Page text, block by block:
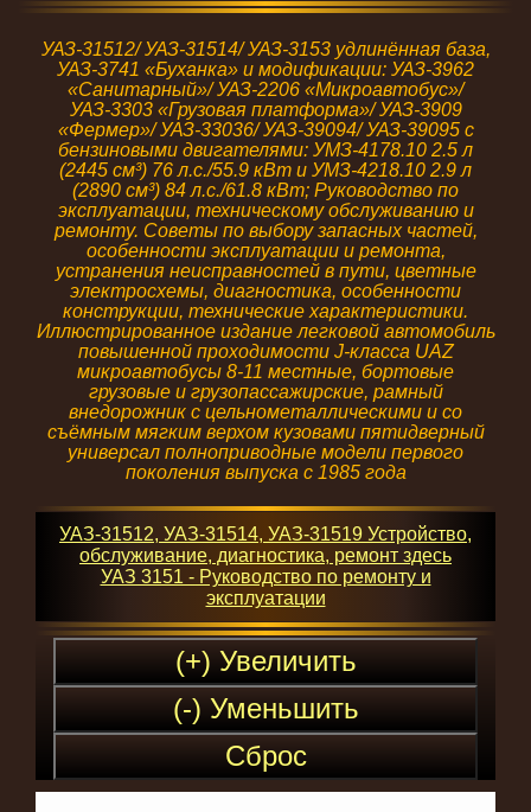
УАЗ-31512/ УАЗ-31514/ УАЗ-3153 удлинённая база,
УАЗ-3741 «Буханка» и модификации: УАЗ-3962
«Санитарный»/ УАЗ-2206 «Микроавтобус»/
УАЗ-3303 «Грузовая платформа»/ УАЗ-3909
«Фермер»/ УАЗ-33036/ УАЗ-39094/ УАЗ-39095 с
бензиновыми двигателями: УМЗ-4178.10 2.5 л
(2445 см³) 76 л.с./55.9 кВт и УМЗ-4218.10 2.9 л
(2890 см³) 84 л.с./61.8 кВт; Руководство по
эксплуатации, техническому обслуживанию и
ремонту. Советы по выбору запасных частей,
особенности эксплуатации и ремонта,
устранения неисправностей в пути, цветные
электросхемы, диагностика, особенности
конструкции, технические характеристики.
Иллюстрированное издание легковой автомобиль
повышенной проходимости J-класса UAZ
микроавтобусы 8-11 местные, бортовые
грузовые и грузопассажирские, рамный
внедорожник с цельнометаллическими и со
съёмным мягким верхом кузовами пятидверный
универсал полноприводные модели первого
поколения выпуска с 1985 года
УАЗ-31512, УАЗ-31514, УАЗ-31519 Устройство,
обслуживание, диагностика, ремонт здесь
УАЗ 3151 - Руководство по ремонту и
эксплуатации
(+) Увеличить
(-) Уменьшить
Сброс